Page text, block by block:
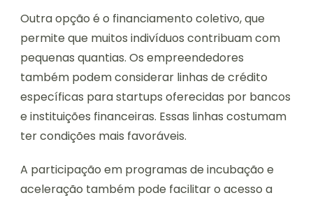
Outra opção é o financiamento coletivo, que
permite que muitos indivíduos contribuam com
pequenas quantias. Os empreendedores
também podem considerar linhas de crédito
específicas para startups oferecidas por bancos
e instituições financeiras. Essas linhas costumam
ter condições mais favoráveis.
A participação em programas de incubação e
aceleração também pode facilitar o acesso a